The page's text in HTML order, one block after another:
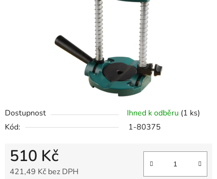
Dostupnost Ihned k odběru (1 ks)
Kód:
1-80375
510 Kč
421,49 Kč bez DPH